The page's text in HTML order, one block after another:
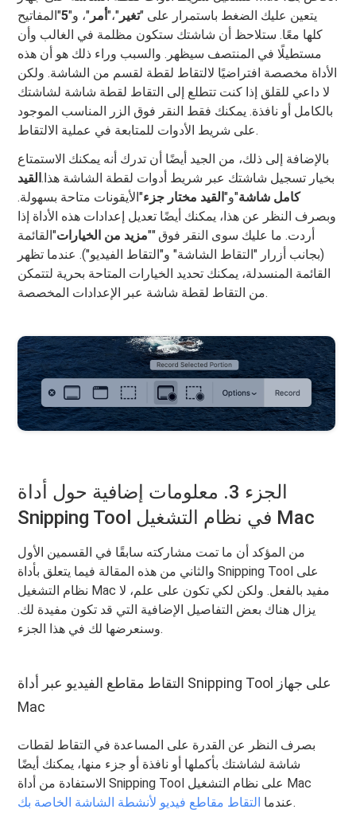
يتعين عليك الضغط باستمرار على "تغير "،"أمر "، و"5"المفاتيح
كلها معًا. ستلاحظ أن شاشتك ستكون مظلمة في الغالب وأن
مستطيلًا في المنتصف سيظهر. والسبب وراء ذلك هو أن هذه
الأداة مخصصة افتراضيًا لالتقاط لقطة لقسم من الشاشة. ولكن
لا داعي للقلق إذا كنت تتطلع إلى التقاط لقطة شاشة لشاشتك
بالكامل أو نافذة. يمكنك فقط النقر فوق الزر المناسب الموجود
على شريط الأدوات للمتابعة في عملية الالتقاط.
بالإضافة إلى ذلك، من الجيد أيضًا أن تدرك أنه يمكنك الاستمتاع
بخيار تسجيل شاشتك عبر شريط أدوات لقطة الشاشة هذا.القيد
كامل شاشة"و"القيد مختار جزء"الأيقونات متاحة بسهولة.
وبصرف النظر عن هذا، يمكنك أيضًا تعديل إعدادات هذه الأداة إذا
أردت. ما عليك سوى النقر فوق ""مزيد من الخيارات"القائمة
(بجانب أزرار "التقاط الشاشة" و"التقاط الفيديو"). عندما تظهر
القائمة المنسدلة، يمكنك تحديد الخيارات المتاحة بحرية لتتمكن
من التقاط لقطة شاشة عبر الإعدادات المخصصة.
الجزء 3. معلومات إضافية حول أداة
Snipping Tool في نظام التشغيل Mac
من المؤكد أن ما تمت مشاركته سابقًا في القسمين الأول
والثاني من هذه المقالة فيما يتعلق بأداة Snipping Tool على
نظام التشغيل Mac مفيد بالفعل. ولكن لكي تكون على علم، لا
يزال هناك بعض التفاصيل الإضافية التي قد تكون مفيدة لك.
وسنعرضها لك في هذا الجزء.
التقاط مقاطع الفيديو عبر أداة Snipping Tool على جهاز
Mac
بصرف النظر عن القدرة على المساعدة في التقاط لقطات
شاشة لشاشتك بأكملها أو نافذة أو جزء منها، يمكنك أيضًا
الاستفادة من أداة Snipping Tool على نظام التشغيل Mac
عندما التقاط مقاطع فيديو لأنشطة الشاشة الخاصة بك
.